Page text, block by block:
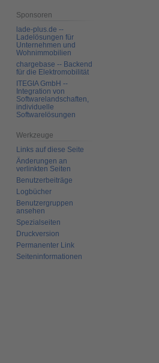
Sponsoren
lade-plus.de --
Ladelösungen für
Unternehmen und
Wohnimmobilien
chargebase -- Backend
für die Elektromobilität
ITEGIA GmbH --
Integration von
Softwarelandschaften,
individuelle
Softwarelösungen
Werkzeuge
Links auf diese Seite
Änderungen an
verlinkten Seiten
Benutzerbeiträge
Logbücher
Benutzergruppen
ansehen
Spezialseiten
Druckversion
Permanenter Link
Seiten­­informationen